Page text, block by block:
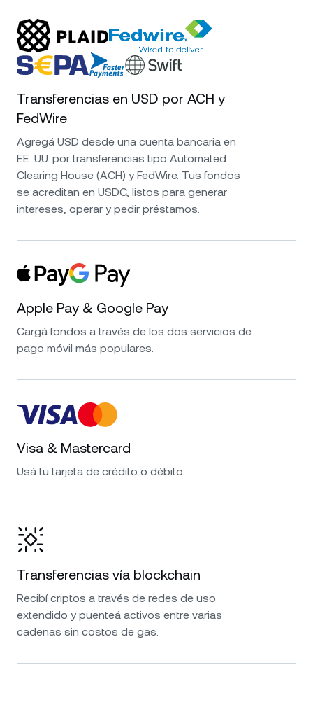
Transferencias en USD por ACH y
FedWire
Agregá USD desde una cuenta bancaria en
EE. UU. por transferencias tipo Automated
Clearing House (ACH) y FedWire. Tus fondos
se acreditan en USDC, listos para generar
intereses, operar y pedir préstamos.
Apple Pay & Google Pay
Cargá fondos a través de los dos servicios de
pago móvil más populares.
Visa & Mastercard
Usá tu tarjeta de crédito o débito.
Transferencias vía blockchain
Recibí criptos a través de redes de uso
extendido y puenteá activos entre varias
cadenas sin costos de gas.